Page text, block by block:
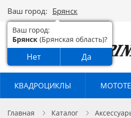
Ваш город: Брянск
Ваш город:
Брянск (Брянская область)?
Нет Да
КВАДРОЦИКЛЫ
Главная Каталог